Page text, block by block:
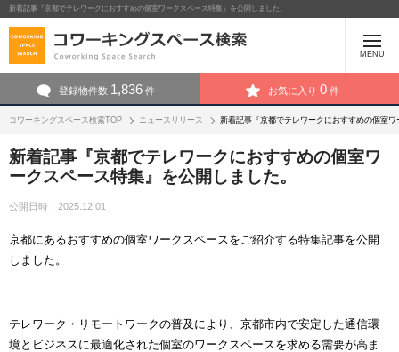
新着記事『京都でテレワークにおすすめの個室ワークスペース特集』を公開しました。
MENU
登録物件数 1,836 件 お気に入り 0 件
コワーキングスペース検索TOP ニュースリリース 新着記事『京都でテレワークにおすすめの個室
新着記事『京都でテレワークにおすすめの個室ワ
ークスペース特集』を公開しました。
公開日時：2025.12.01
京都にあるおすすめの個室ワークスペースをご紹介する特集記事を公開
しました。
テレワーク・リモートワークの普及により、京都市内で安定した通信環
境とビジネスに最適化された個室のワークスペースを求める需要が高ま